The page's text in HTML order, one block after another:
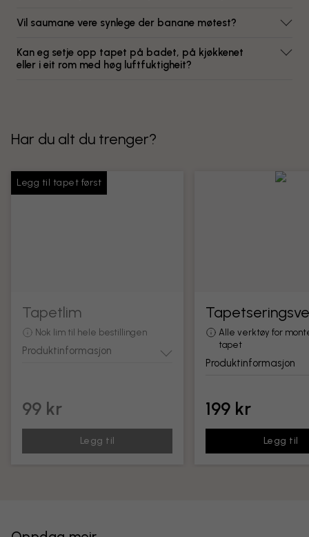
Vil saumane vere synlege der banane møtest?
Kan eg setje opp tapet på badet, på kjøkkenet
eller i eit rom med høg luftfuktigheit?
Har du alt du trenger?
Legg til tapet først
Tapetlim
Nok lim til hele bestillingen
Produktinformasjon
99 kr
Legg til
Alle verktøy for
tapet
Produktinformasjon
199 kr
Legg til